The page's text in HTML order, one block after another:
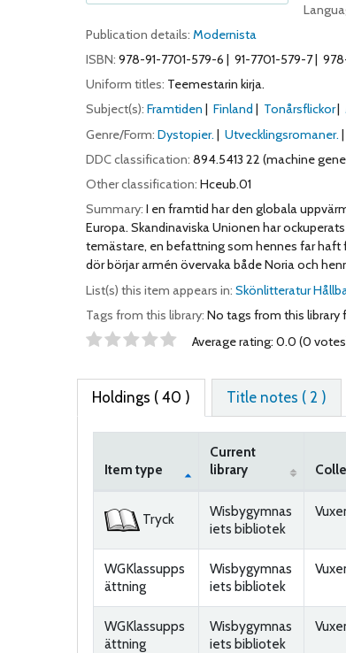
Publication details: Modernista
ISBN: 978-91-7701-579-6 91-7701-579-7
Uniform titles: Teemestarin kirja.
Subject(s): Framtiden Finland Tonårsflickor
Genre/Form: Dystopier. Utvecklingsromaner.
DDC classification: 894.5413 22 (machine
Other classification: Hceub.01
Summary: I en framtid har den globala
Europa. Skandinaviska Unionen har
temästare, en befattning som hennes far haft
dör börjar armén övervaka både Noria och
List(s) this item appears in: Skönlitteratur
Tags from this library: No tags from this library
Star ratings Average rating: 0.0 (0
Holdings ( 40 ) Title notes ( 2 )
Item type
Current
library
Tryck
Wisbygymnas
iets bibliotek
WGKlassupps
ättning
Wisbygymnas
iets bibliotek
WGKlassupps
ättning
Wisbygymnas
iets bibliotek